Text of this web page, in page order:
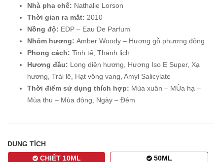
Nhà pha chế: Nathalie Lorson
Thời gian ra mắt: 2010
Nồng độ: EDP – Eau De Parfum
Nhóm hương: Amber Woody – Hương gỗ phương đông
Phong cách: Tinh tế, Thanh lịch
Hương đầu: Long diên hương, Hương Iso E Super, Xạ
hương, Trái lê, Hạt vông vang, Amyl Salicylate
Thời điểm sử dụng thích hợp: Mùa xuân – MÙa hạ –
Mùa thu – Mùa đông, Ngày – Đêm
DUNG TÍCH
CHIẾT 10ML
50ML